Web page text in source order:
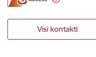
Visi kontakti